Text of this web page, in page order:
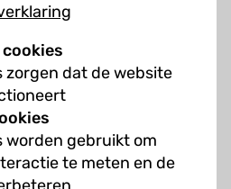
zorgen dat de website
worden gebruikt om
te meten en de